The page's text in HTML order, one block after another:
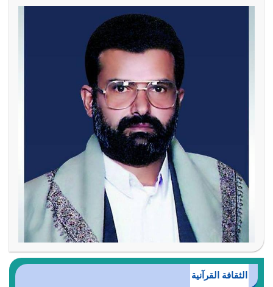
الثقافة القرآنية